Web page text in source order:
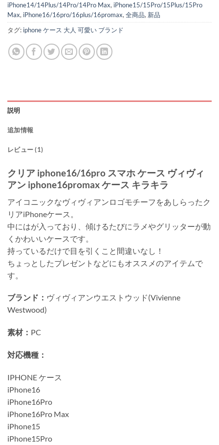
iPhone14/14Plus/14Pro/14Pro Max, iPhone15/15Pro/15Plus/15Pro
Max, iPhone16/16pro/16plus/16promax, 全商品, 新品
タグ: iphone ケース 大人 可愛い ブランド
説明
追加情報
レビュー (1)
クリア iphone16/16pro スマホ ケース ヴィヴィ
アン iphone16promax ケース キラキラ
アイコニックなヴィヴィアンロゴモチーフをあしらったク
リアiPhoneケース。
中にはが入っており、傾けるたびにラメやグリッターが動
くかわいいケースです。
持っているだけで目を引くこと間違いなし！
ちょっとしたプレゼントなどにもオススメのアイテムで
す。
ブランド： ヴィヴィアンウエストウッド(Vivienne
Westwood)
素材： PC
対応機種：
IPHONE ケース
iPhone16
iPhone16Pro
iPhone16Pro Max
iPhone15
iPhone15Pro